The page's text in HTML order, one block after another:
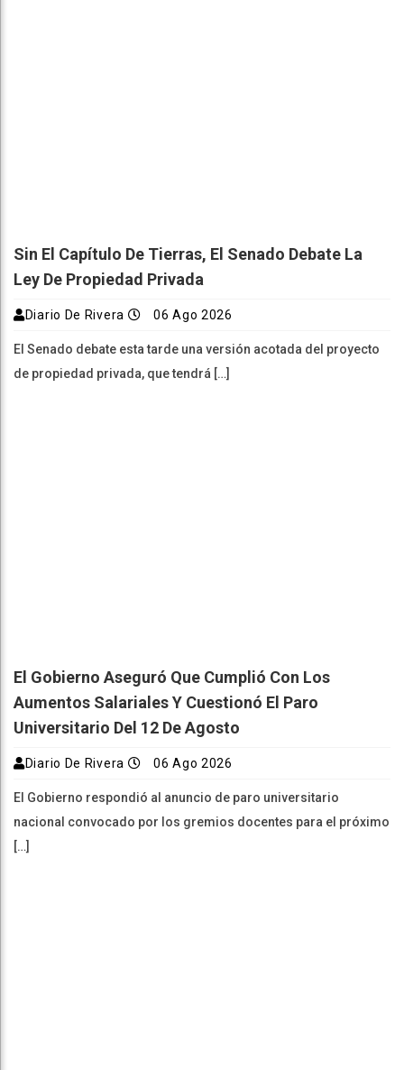
Sin El Capítulo De Tierras, El Senado Debate La
Ley De Propiedad Privada
Diario De Rivera 06 Ago 2026
El Senado debate esta tarde una versión acotada del proyecto
de propiedad privada, que tendrá […]
El Gobierno Aseguró Que Cumplió Con Los
Aumentos Salariales Y Cuestionó El Paro
Universitario Del 12 De Agosto
Diario De Rivera 06 Ago 2026
El Gobierno respondió al anuncio de paro universitario
nacional convocado por los gremios docentes para el próximo
[…]